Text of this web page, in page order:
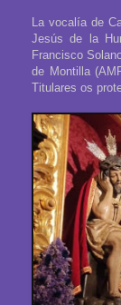
La vocalía de
Jesús de la
Francisco
de Montilla
Titulares os